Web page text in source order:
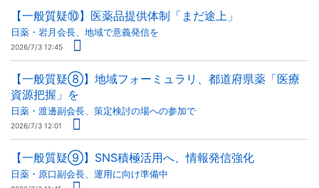
【一般質疑⑩】医薬品提供体制「まだ途上」
日薬・岩月会長、地域で意義発信を
2026/7/3 12:45
【一般質疑⑧】地域フォーミュラリ、都道府県薬「医療
資源把握」を
日薬・渡邊副会長、策定検討の場への参加で
2026/7/3 12:01
【一般質疑⑨】SNS積極活用へ、情報発信強化
日薬・原口副会長、運用に向け準備中